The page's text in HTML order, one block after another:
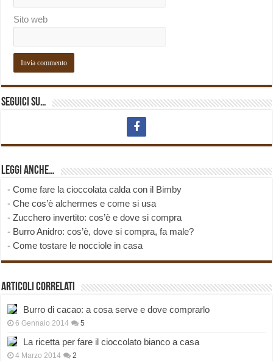
Sito web
Seguici su…
Leggi anche…
-Come fare la cioccolata calda con il Bimby
-Che cos’è alchermes e come si usa
-Zucchero invertito: cos’è e dove si compra
- Burro Anidro: cos’è, dove si compra, fa male?
-Come tostare le nocciole in casa
Articoli correlati
Burro di cacao: a cosa serve e dove comprarlo
6 Gennaio 2014 5
La ricetta per fare il cioccolato bianco a casa
4 Marzo 2014 2